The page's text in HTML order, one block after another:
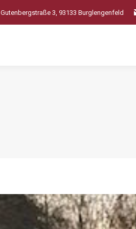
Gutenbergstraße 3, 93133 Burglengenfeld